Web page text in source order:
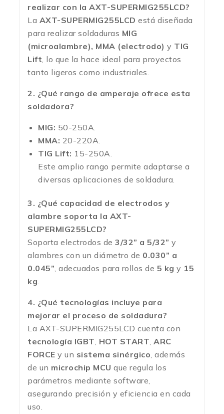
realizar con la AXT-SUPERMIG255LCD?
La AXT-SUPERMIG255LCD está diseñada
para realizar soldaduras MIG
(microalambre), MMA (electrodo) y TIG
Lift, lo que la hace ideal para proyectos
tanto ligeros como industriales.
2. ¿Qué rango de amperaje ofrece esta
soldadora?
MIG: 50-250A.
MMA: 20-220A.
TIG Lift: 15-250A.
Este amplio rango permite adaptarse a
diversas aplicaciones de soldadura.
3. ¿Qué capacidad de electrodos y
alambre soporta la AXT-
SUPERMIG255LCD?
Soporta electrodos de 3/32” a 5/32” y
alambres con un diámetro de 0.030” a
0.045”, adecuados para rollos de 5 kg y 15
kg.
4. ¿Qué tecnologías incluye para
mejorar el proceso de soldadura?
La AXT-SUPERMIG255LCD cuenta con
tecnología IGBT, HOT START, ARC
FORCE y un sistema sinérgico, además
de un microchip MCU que regula los
parámetros mediante software,
asegurando precisión y eficiencia en cada
uso.